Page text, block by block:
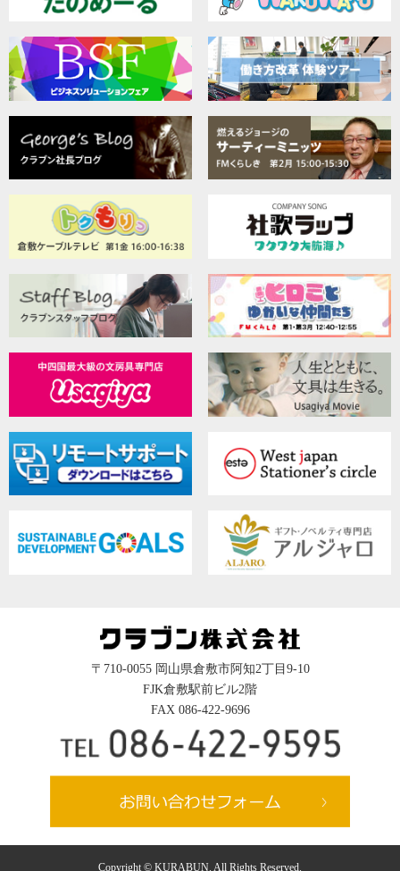
〒710-0055 岡山県倉敷市阿知2丁目9-10
FJK倉敷駅前ビル2階
FAX 086-422-9696
Copyright © KURABUN. All Rights Reserved.